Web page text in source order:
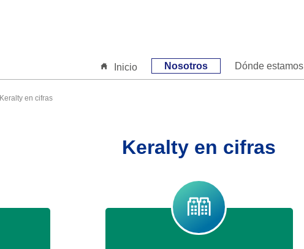
Inicio Nosotros Dónde estamos
Keralty en cifras
Keralty en cifras